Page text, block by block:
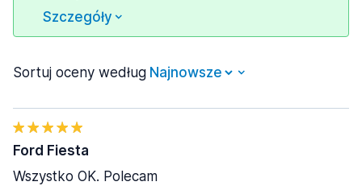
Szczegóły
Sortuj oceny według
Ford Fiesta
Wszystko OK. Polecam